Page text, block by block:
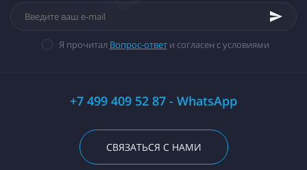
Я прочитал Вопрос-ответи согласен с условиями
+7 499 409 52 87 - WhatsApp
СВЯЗАТЬСЯ С НАМИ